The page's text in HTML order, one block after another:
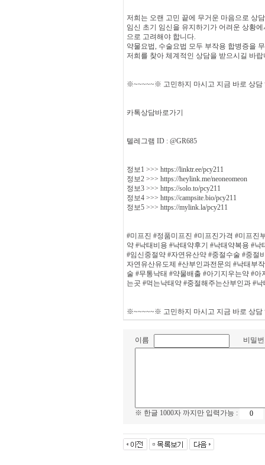
저희는 오랜 고민 끝에 무거운 마음으로 상
임신 초기 임신을 유지하기가 어려운 상황
으로 고려해야 합니다.
약물요법, 수술요법 모두 부작용 합병증을
저희를 찾아 체계적인 상담을 받으시길 바랍
※~~~~~※ 고민하지 마시고 지금 바로 상
카톡상담바로가기
텔레그램 ID : @GR685
정보1 >>> https://linktr.ee/pcy211
정보2 >>> https://heylink.me/neoneomeon
정보3 >>> https://solo.to/pcy211
정보4 >>> https://campsite.bio/pcy211
정보5 >>> https://mylink.la/pcy211
#미프진 #정품미프진 #미프진가격 #미프진
약 #낙태비용 #낙태약후기 #낙태약복용 #
#임신중절약 #자연유산약 #중절수술 #중절
자연유산유도제 #산부인과전문의 #낙태부
술 #무통낙태 #약물배출 #아기지우는약 #
는곳 #먹는낙태약 #중절해주는산부인과 #
※~~~~~※ 고민하지 마시고 지금 바로 상
이름 비밀
※ 한글 1000자 까지만 입력가능 :